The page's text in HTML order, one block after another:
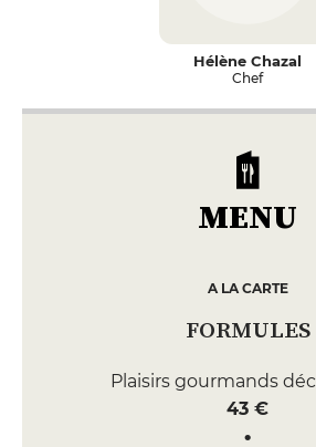
Hélène Chazal
Chef
MENU
A LA CARTE
FORMULES
Plaisirs gourmands
43 €